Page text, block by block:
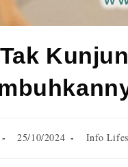
25/10/2024 Info